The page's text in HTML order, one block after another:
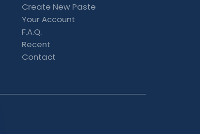
Create New Paste
Your Account
F.A.Q.
Recent
Contact